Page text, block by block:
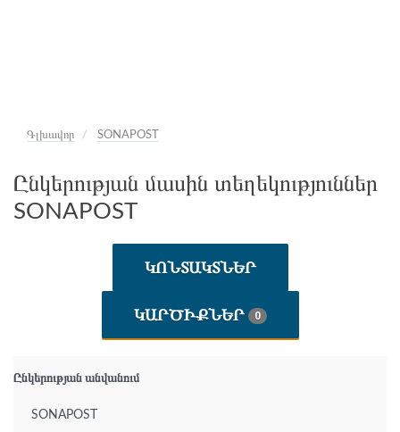
Գլխավոր SONAPOST
Ընկերության մասին տեղեկություններ
SONAPOST
ԿՈՆՏԱԿՏՆԵՐ
ԿԱՐԾԻՔՆԵՐ 0
Ընկերության անվանում
SONAPOST